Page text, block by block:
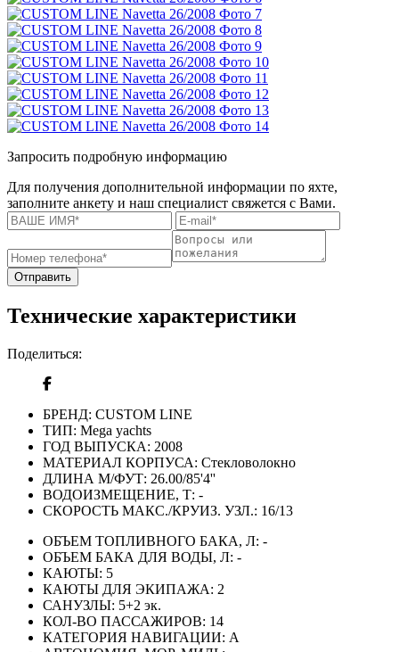
Запросить подробную информацию
Для получения дополнительной информации по яхте,
заполните анкету и наш специалист свяжется с Вами.
Отправить
Технические характеристики
Поделиться:
БРЕНД: CUSTOM LINE
ТИП: Mega yachts
ГОД ВЫПУСКА: 2008
МАТЕРИАЛ КОРПУСА: Стекловолокно
ДЛИНА М/ФУТ: 26.00/85'4''
ВОДОИЗМЕЩЕНИЕ, Т: -
СКОРОСТЬ МАКС./КРУИЗ. УЗЛ.: 16/13
ОБЪЕМ ТОПЛИВНОГО БАКА, Л: -
ОБЪЕМ БАКА ДЛЯ ВОДЫ, Л: -
КАЮТЫ: 5
КАЮТЫ ДЛЯ ЭКИПАЖА: 2
САНУЗЛЫ: 5+2 эк.
КОЛ-ВО ПАССАЖИРОВ: 14
КАТЕГОРИЯ НАВИГАЦИИ: А